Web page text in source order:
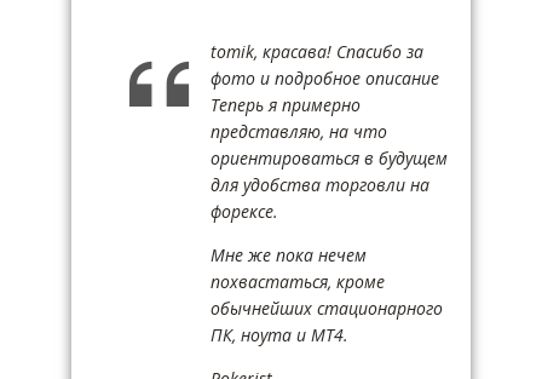
tomik, красава! Спасибо за
фото и подробное описание
Теперь я примерно
представляю, на что
ориентироваться в будущем
для удобства торговли на
форексе.
Мне же пока нечем
похвастаться, кроме
обычнейших стационарного
ПК, ноута и МТ4.